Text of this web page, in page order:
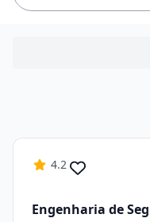
4.2
Engenharia de